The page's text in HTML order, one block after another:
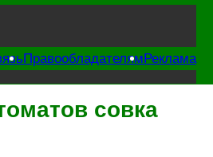
ПравообладателямРеклама
совка